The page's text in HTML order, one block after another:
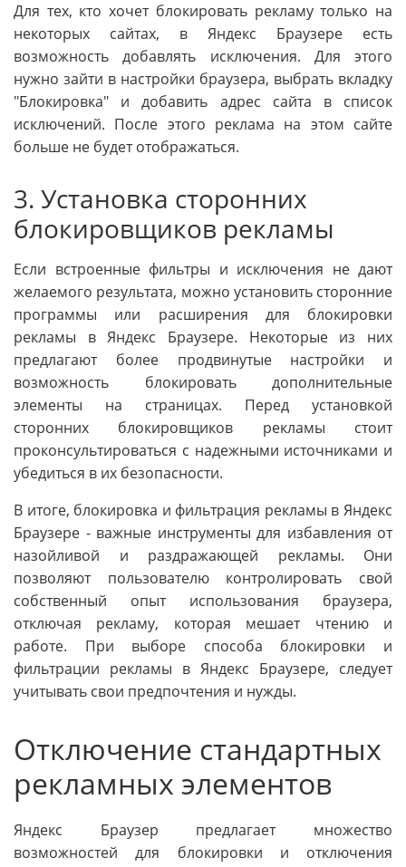
Для тех, кто хочет блокировать рекламу только на
некоторых сайтах, в Яндекс Браузере есть
возможность добавлять исключения. Для этого
нужно зайти в настройки браузера, выбрать вкладку
"Блокировка" и добавить адрес сайта в список
исключений. После этого реклама на этом сайте
больше не будет отображаться.
3. Установка сторонних
блокировщиков рекламы
Если встроенные фильтры и исключения не дают
желаемого результата, можно установить сторонние
программы или расширения для блокировки
рекламы в Яндекс Браузере. Некоторые из них
предлагают более продвинутые настройки и
возможность блокировать дополнительные
элементы на страницах. Перед установкой
сторонних блокировщиков рекламы стоит
проконсультироваться с надежными источниками и
убедиться в их безопасности.
В итоге, блокировка и фильтрация рекламы в Яндекс
Браузере - важные инструменты для избавления от
назойливой и раздражающей рекламы. Они
позволяют пользователю контролировать свой
собственный опыт использования браузера,
отключая рекламу, которая мешает чтению и
работе. При выборе способа блокировки и
фильтрации рекламы в Яндекс Браузере, следует
учитывать свои предпочтения и нужды.
Отключение стандартных
рекламных элементов
Яндекс Браузер предлагает множество
возможностей для блокировки и отключения